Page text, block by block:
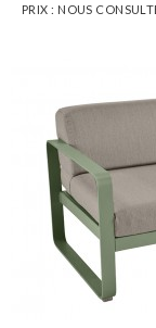
PRIX : NOUS